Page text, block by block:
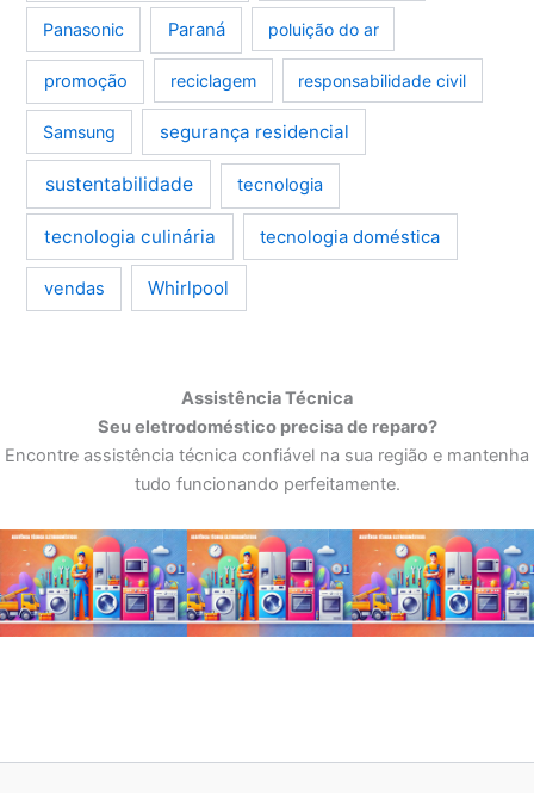
Panasonic Paraná poluição do ar
promoção reciclagem responsabilidade civil
Samsung segurança residencial
sustentabilidade tecnologia
tecnologia culinária tecnologia doméstica
vendas Whirlpool
Assistência Técnica
Seu eletrodoméstico precisa de reparo?
Encontre assistência técnica confiável na sua região e mantenha
tudo funcionando perfeitamente.